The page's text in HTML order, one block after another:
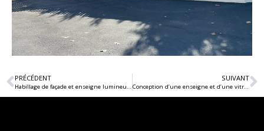
PRÉCÉDENT SUIVANT
Conception d’une enseigne et d’une vitrophanie pour KRAFT Tarbes